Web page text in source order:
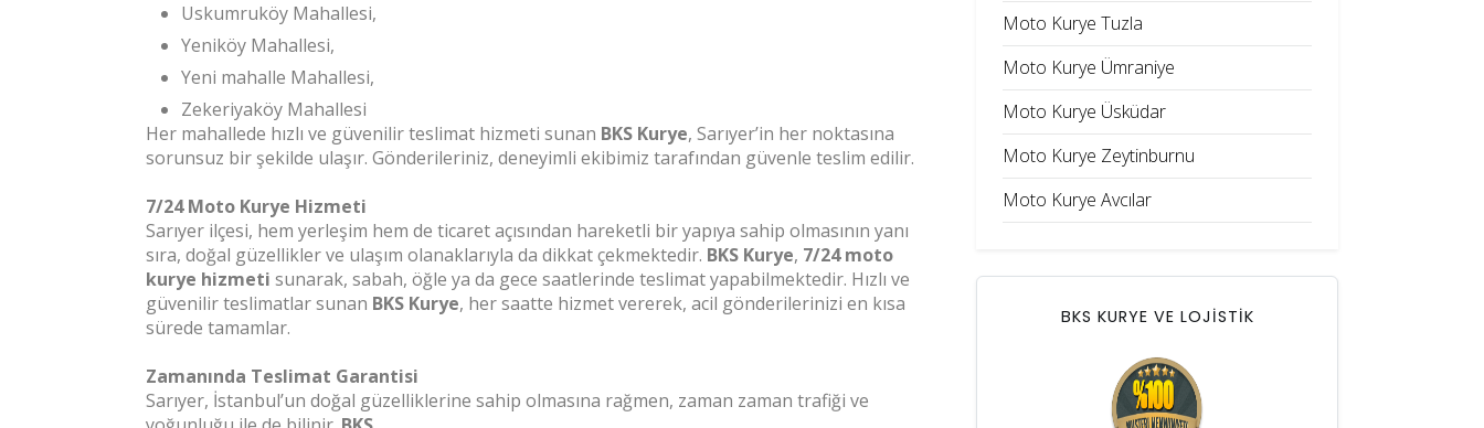
Uskumruköy Mahallesi,
Yeniköy Mahallesi,
Yeni mahalle Mahallesi,
Zekeriyaköy Mahallesi
Her mahallede hızlı ve güvenilir teslimat hizmeti sunan BKS Kurye, Sarıyer’in her noktasına
sorunsuz bir şekilde ulaşır. Gönderileriniz, deneyimli ekibimiz tarafından güvenle teslim edilir.
7/24 Moto Kurye Hizmeti
Sarıyer ilçesi, hem yerleşim hem de ticaret açısından hareketli bir yapıya sahip olmasının yanı
sıra, doğal güzellikler ve ulaşım olanaklarıyla da dikkat çekmektedir. BKS Kurye, 7/24 moto
kurye hizmeti sunarak, sabah, öğle ya da gece saatlerinde teslimat yapabilmektedir. Hızlı ve
güvenilir teslimatlar sunan BKS Kurye, her saatte hizmet vererek, acil gönderilerinizi en kısa
sürede tamamlar.
Zamanında Teslimat Garantisi
Sarıyer, İstanbul’un doğal güzelliklerine sahip olmasına rağmen, zaman zaman trafiği ve
Moto Kurye Tuzla
Moto Kurye Ümraniye
Moto Kurye Üsküdar
Moto Kurye Zeytinburnu
Moto Kurye Avcılar
BKS KURYE VE LOJİSTİK